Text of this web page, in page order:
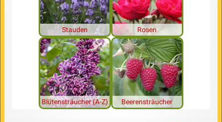
Stauden Rosen
Blütensträucher (A-Z) Beerensträucher